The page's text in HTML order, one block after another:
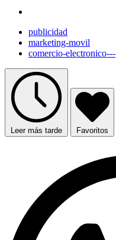
publicidad
marketing-movil
comercio-electronico---
Leer más tarde Favoritos